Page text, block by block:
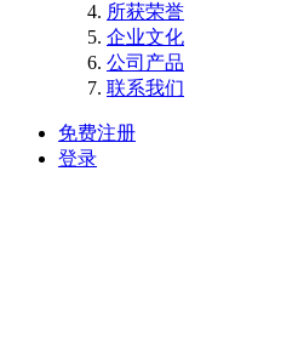
所获荣誉
企业文化
公司产品
联系我们
免费注册
登录